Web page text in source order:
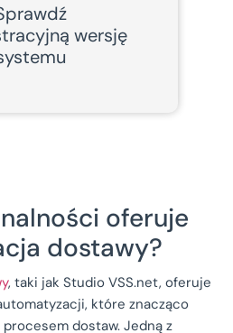
wersję
oferuje
dostawy?
, taki jak Studio VSS.net, oferuje
które znacząco
dostaw. Jedną z